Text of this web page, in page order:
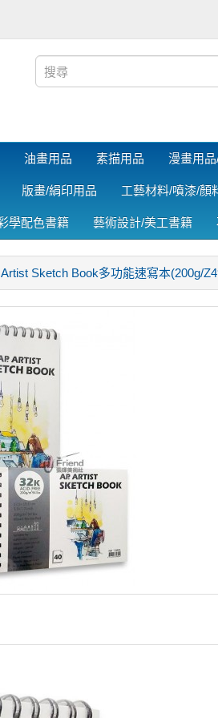
油畫用品 素描用品 漫畫用
版畫/絹印用品 工藝材料/噴漆/顏
學配色書籍 藝術設計/美工書籍
Sketch Book多功能速寫本(200g/